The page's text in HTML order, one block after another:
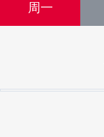
周一